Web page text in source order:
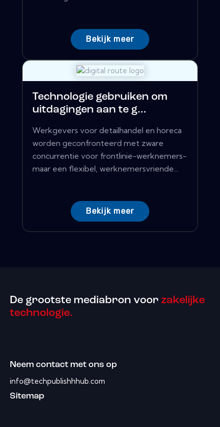
Bekijk meer
Technologie gebruiken om
uitdagingen aan te g...
Werkgevers voor detailhandel en horeca
worden geconfronteerd met zware
concurrentie voor frontlinie-werknemers-
maar een flexibel, werknemersvriende...
Bekijk meer
De grootste mediabron voor zakelijke
technologie.
Neem contact met ons op
info@techpublishhhub.com
Sitemap